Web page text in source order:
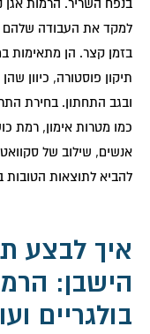
בנפח השריר. הרמות אגן
למקד את העבודה שלהם
בזמן קצר. הן מתאימות
תיקון פוסטורה, כיוון
ובגב התחתון. בחירת
כמו מטרות אימון, רמת
אנשים, שילוב של
להביא לתוצאות הטובות
איך לבצע
הישבן:
בולגריים